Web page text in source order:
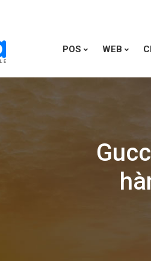
POS WEB